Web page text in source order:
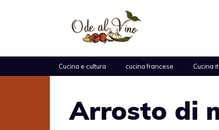
Cucina e cultura cucina francese Cucina
Arrosto di